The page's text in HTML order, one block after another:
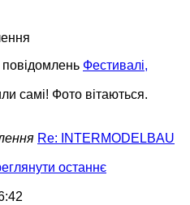
Фестивалі,
самі! Фото вітаються.
Re: INTERMODELBAU
останнє